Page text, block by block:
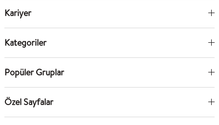
Kariyer
Kategoriler
Popüler Gruplar
Özel Sayfalar